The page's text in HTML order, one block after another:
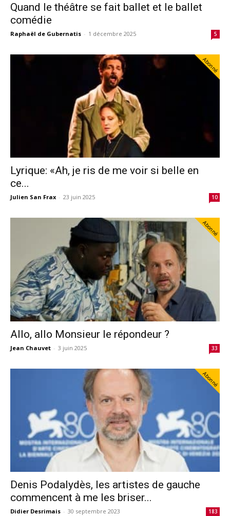
Quand le théâtre se fait ballet et le ballet
comédie
Raphaël de Gubernatis - 1 décembre 2025 5
Abonné
Lyrique: «Ah, je ris de me voir si belle en
ce...
Julien San Frax - 23 juin 2025 10
Abonné
Allo, allo Monsieur le répondeur ?
Jean Chauvet - 3 juin 2025 33
Abonné
Denis Podalydès, les artistes de gauche
commencent à me les briser...
Didier Desrimais - 30 septembre 2023 183